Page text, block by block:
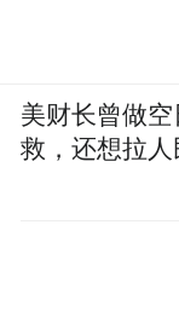
美财长曾做
救，还想拉人